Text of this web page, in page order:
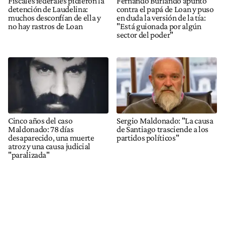
detención de Laudelina:
muchos desconfían de ella y
no hay rastros de Loan
contra el papá de Loan y puso
en duda la versión de la tía:
"Está guionada por algún
sector del poder"
Cinco años del caso
Maldonado: 78 días
desaparecido, una muerte
atroz y una causa judicial
"paralizada"
Sergio Maldonado: "La causa
de Santiago trasciende a los
partidos políticos"